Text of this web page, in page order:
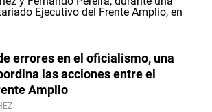
errores en el oficialismo, una
las acciones entre el
Amplio